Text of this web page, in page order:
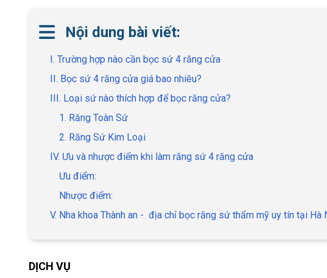
Nội dung bài viết:
I. Trường hợp nào cần bọc sứ 4 răng cửa
II. Bọc sứ 4 răng cửa giá bao nhiêu?
III. Loại sứ nào thích hợp để bọc răng cửa?
1. Răng Toàn Sứ
2. Răng Sứ Kim Loại
IV. Ưu và nhược điểm khi làm răng sứ 4 răng cửa
Ưu điểm:
Nhược điểm:
V. Nha khoa Thành an - địa chỉ bọc răng sứ thẩm mỹ uy tín tại Hà
DỊCH VỤ